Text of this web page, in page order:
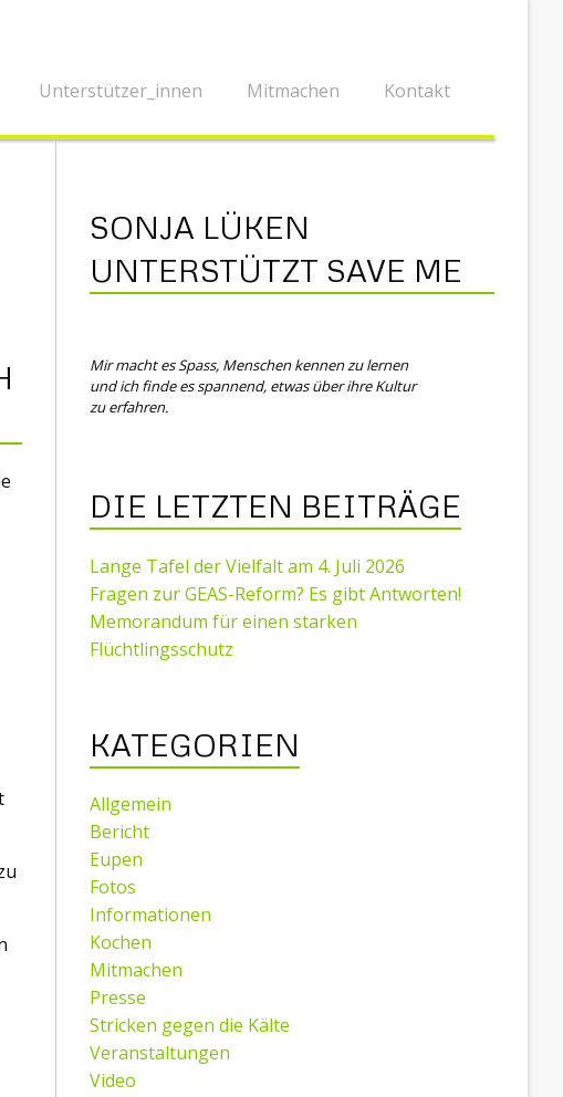
Unterstützer_innen Mitmachen Kontakt
SONJA LÜKEN
UNTERSTÜTZT SAVE ME
Mir macht es Spass, Menschen kennen zu lernen
und ich finde es spannend, etwas über ihre Kultur
zu erfahren.
DIE LETZTEN BEITRÄGE
Lange Tafel der Vielfalt am 4. Juli 2026
Fragen zur GEAS-Reform? Es gibt Antworten!
Memorandum für einen starken
Flüchtlingsschutz
KATEGORIEN
Allgemein
Bericht
Eupen
Fotos
Informationen
Kochen
Mitmachen
Presse
Stricken gegen die Kälte
Veranstaltungen
Video